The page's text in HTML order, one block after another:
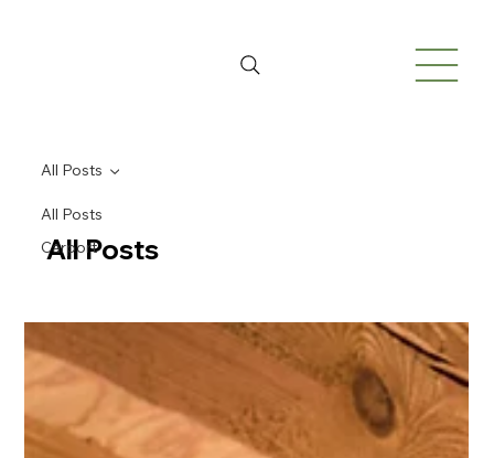
All Posts
Carport
All Posts
All Posts